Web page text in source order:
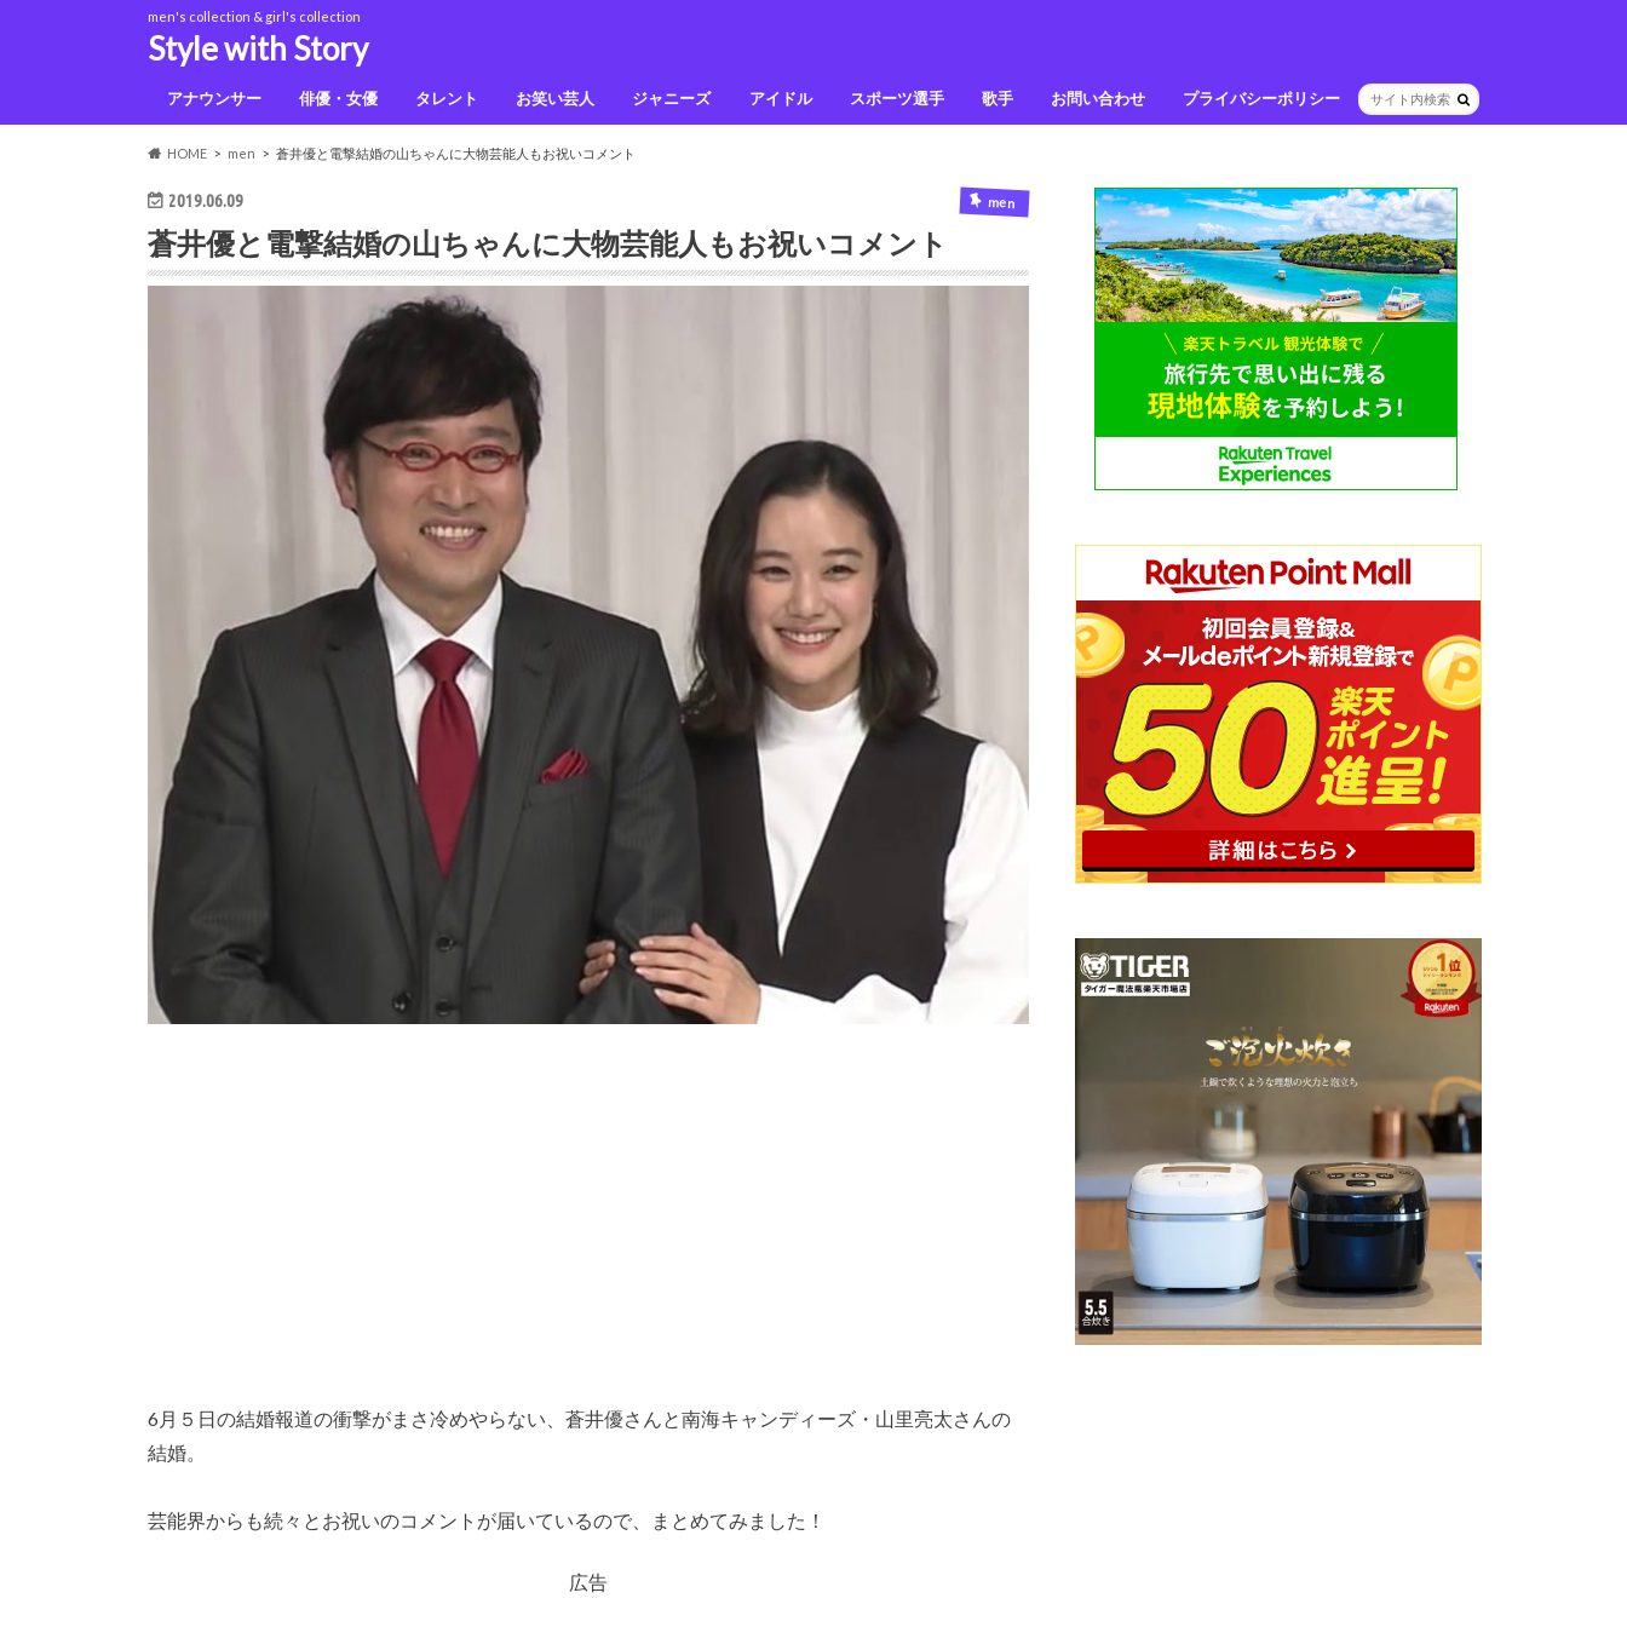
men's collection & girl's collection
Style with Story
アナウンサー 俳優・女優 タレント お笑い芸人 ジャニーズ アイドル スポーツ選手 歌手 お問い合わせ プライバシーポリシー
HOME men 蒼井優と電撃結婚の山ちゃんに大物芸能人もお祝いコメント
2019.06.09 men
蒼井優と電撃結婚の山ちゃんに大物芸能人もお祝いコメント
6月５日の結婚報道の衝撃がまさ冷めやらない、蒼井優さんと南海キャンディーズ・山里亮太さんの
結婚。
芸能界からも続々とお祝いのコメントが届いているので、まとめてみました！
広告